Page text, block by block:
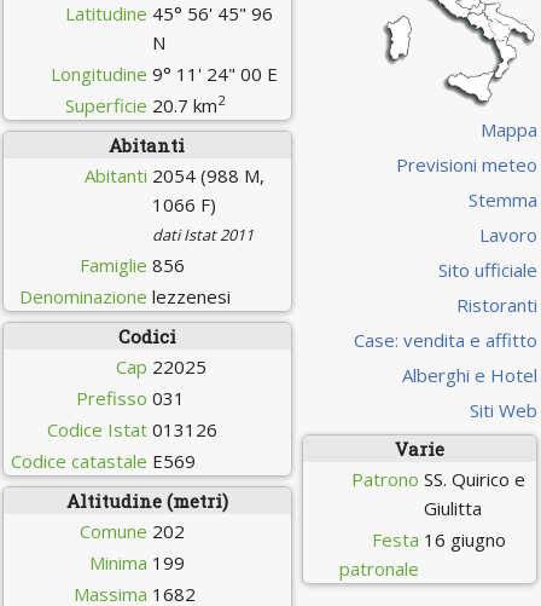
Latitudine 45° 56' 45" 96
N
Longitudine 9° 11' 24" 00 E
Superficie 20.7 km2
Abitanti
Abitanti 2054 (988 M,
1066 F)
dati Istat 2011
Famiglie 856
Denominazione lezzenesi
Codici
Cap 22025
Prefisso 031
Codice Istat 013126
Codice catastale E569
Altitudine (metri)
Comune 202
Minima 199
Massima 1682
Mappa
Previsioni meteo
Stemma
Lavoro
Sito ufficiale
Ristoranti
Case: vendita e affitto
Alberghi e Hotel
Siti Web
Varie
Patrono SS. Quirico e
Giulitta
Festa
patronale
16 giugno